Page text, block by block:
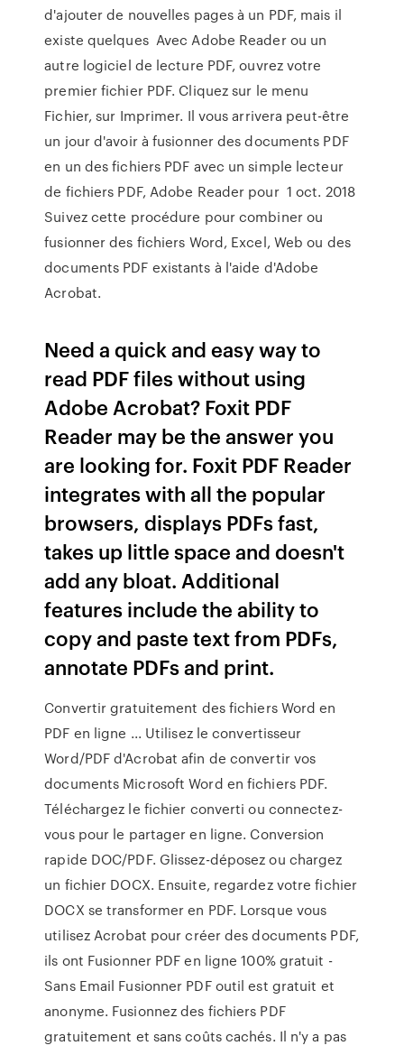
d'ajouter de nouvelles pages à un PDF, mais il
existe quelques Avec Adobe Reader ou un
autre logiciel de lecture PDF, ouvrez votre
premier fichier PDF. Cliquez sur le menu
Fichier, sur Imprimer. Il vous arrivera peut-être
un jour d'avoir à fusionner des documents PDF
en un des fichiers PDF avec un simple lecteur
de fichiers PDF, Adobe Reader pour 1 oct. 2018
Suivez cette procédure pour combiner ou
fusionner des fichiers Word, Excel, Web ou des
documents PDF existants à l'aide d'Adobe
Acrobat.
Need a quick and easy way to
read PDF files without using
Adobe Acrobat? Foxit PDF
Reader may be the answer you
are looking for. Foxit PDF Reader
integrates with all the popular
browsers, displays PDFs fast,
takes up little space and doesn't
add any bloat. Additional
features include the ability to
copy and paste text from PDFs,
annotate PDFs and print.
Convertir gratuitement des fichiers Word en
PDF en ligne ... Utilisez le convertisseur
Word/PDF d'Acrobat afin de convertir vos
documents Microsoft Word en fichiers PDF.
Téléchargez le fichier converti ou connectez-
vous pour le partager en ligne. Conversion
rapide DOC/PDF. Glissez-déposez ou chargez
un fichier DOCX. Ensuite, regardez votre fichier
DOCX se transformer en PDF. Lorsque vous
utilisez Acrobat pour créer des documents PDF,
ils ont Fusionner PDF en ligne 100% gratuit -
Sans Email Fusionner PDF outil est gratuit et
anonyme. Fusionnez des fichiers PDF
gratuitement et sans coûts cachés. Il n'y a pas